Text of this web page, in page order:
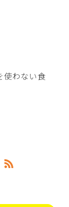
使わない食